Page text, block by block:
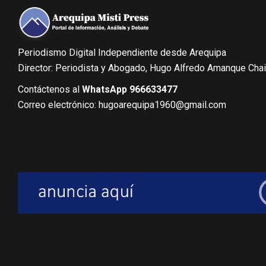
Periodismo Digital Independiente desde Arequipa
Director: Periodista y Abogado, Hugo Alfredo Amanque
Contáctenos al WhatsApp 966633477
Correo electrónico: hugoarequipa1960@gmail.com